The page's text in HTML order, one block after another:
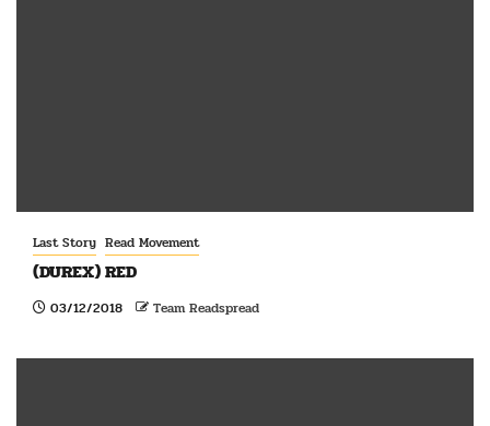
Last Story Read Movement
(DUREX) RED
03/12/2018 Team Readspread